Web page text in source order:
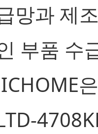
망과 제
부품 수